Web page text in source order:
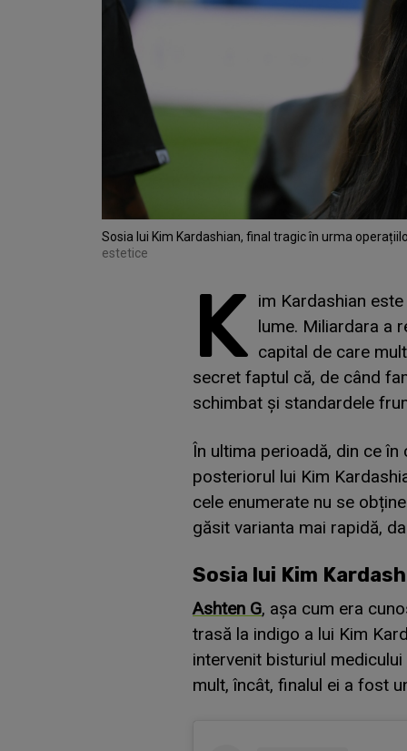
Sosia lui Kim Kardashian, final tragic în urma
estetice
K im Kardashian
lume. Miliardara a
capital de care
secret faptul că, de când
schimbat și standardele
În ultima perioadă, din ce
posteriorul lui Kim
cele enumerate nu se
găsit varianta mai rapidă,
Sosia lui Kim
Ashten G, așa cum era
trasă la indigo a lui Kim
intervenit bisturiul
mult, încât, finalul ei a fost